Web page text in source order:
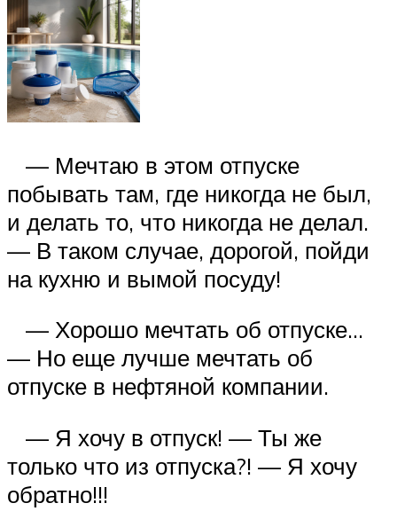
— Мечтаю в этом отпуске
побывать там, где никогда не был,
и делать то, что никогда не делал.
— В таком случае, дорогой, пойди
на кухню и вымой посуду!
— Хорошо мечтать об отпуске…
— Но еще лучше мечтать об
отпуске в нефтяной компании.
— Я хочу в отпуск! — Ты же
только что из отпуска?! — Я хочу
обратно!!!